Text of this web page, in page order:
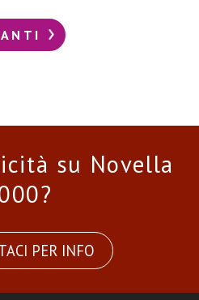
su Novella
PER INFO